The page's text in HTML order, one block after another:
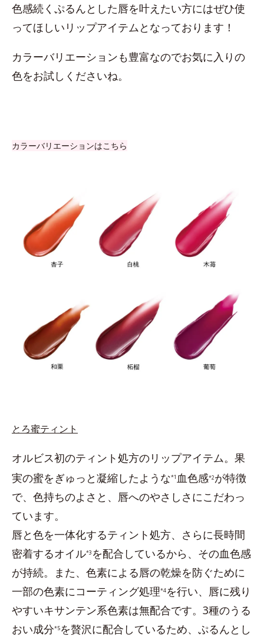
色感続くぷるんとした唇を叶えたい方にはぜひ使
ってほしいリップアイテムとなっております！
カラーバリエーションも豊富なのでお気に入りの
色をお試しくださいね。
カラーバリエーションはこちら
とろ蜜ティント
オルビス初のティント処方のリップアイテム。果
実の蜜をぎゅっと凝縮したような*1 血色感*2が特徴
で、色持ちのよさと、唇へのやさしさにこだわっ
ています。
唇と色を一体化するティント処方、さらに長時間
密着するオイル*3 を配合しているから、その血色感
が持続。また、色素による唇の乾燥を防ぐために
一部の色素にコーティング処理*4を行い、唇に残り
やすいキサンテン系色素は無配合です。3種のうる
おい成分*5を贅沢に配合しているため、ぷるんとし